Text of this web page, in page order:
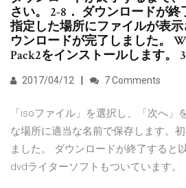
さい。 2-8． ダウンロードが
指定した場所にファイルが表
ウンロードが完了しました。
Pack2をインストールします。
2017/04/12 7 Comments
「isoファイル」を選択し、「次へ」
な場所に適当な名前で保存します。
ました。 ダウンロードが終了すると
dvdライターソフトもついています。